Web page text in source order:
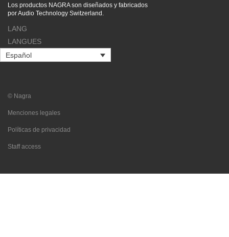
Los productos NAGRA son diseñados y fabricados
por Audio Technology Switzerland.
LANG
LANGUES
Español
© Nagra
Menciones legales
Políticas de privacidad
Staff access